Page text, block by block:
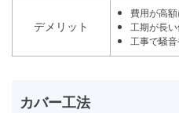
デメリット
費用が高
工期が長
工事で騒
カバー工法